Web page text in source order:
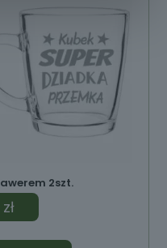
2szt.
zł